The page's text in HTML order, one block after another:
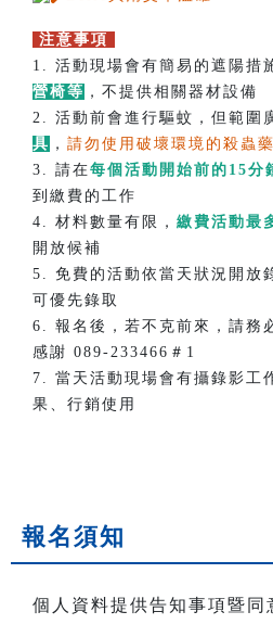
注意事項
1. 活動現場會有簡易的遮陽措
營椅等 ，不提供相關器材設備
2. 活動前會進行驅蚊，但範圍
具 ， 請勿使用破壞環境的殺蟲藥
3. 請在每個活動開始前的15分
到繳費的工作
4. 材料數量有限， 繳費活動最
開放候補
5. 免費的活動依當天狀況開放
可優先錄取
6. 報名後，若不克前來，請務
感謝 089-233466＃1
7. 當天活動現場會有攝錄影工
果、行銷使用
報名須知
個人資料提供告知事項暨同